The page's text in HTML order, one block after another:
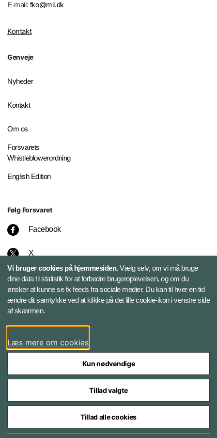
E-mail: fko@mil.dk
Kontakt
Genveje
Nyheder
Kontakt
Om os
Forsvarets
Whistleblowerordning
English Edition
Følg Forsvaret
Facebook
X
Instagram
Bluesky
LinkedIn
Styrelser og myndigheder under Forsvarsministeriet
Vi bruger cookies på hjemmesiden.Vælg selv, om vi må bruge
dine data til statistik for at forbedre brugeroplevelsen, og om du
ønsker at kunne se fx feeds fra sociale medier. Du kan til hver en tid
ændre dit samtykke ved at klikke på det lille cookie-ikon i venstre side
af skærmen.
Læs mere om cookies
Kun nødvendige
Tillad valgte
Tillad alle cookies